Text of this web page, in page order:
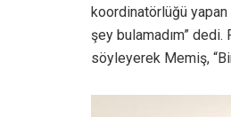
koordinatörlüğü
şey bulamadım” dedi.
söyleyerek Memiş,